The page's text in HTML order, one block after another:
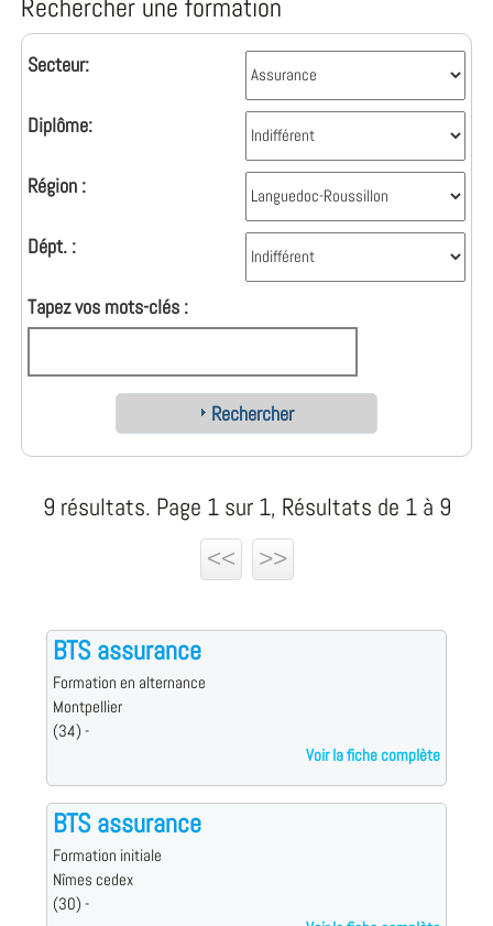
Secteur:
Diplôme:
Région :
Dépt. :
Tapez vos mots-clés :
Rechercher
9 résultats. Page 1 sur 1, Résultats de 1 à 9
<<
>>
BTS assurance
Formation en alternance
Montpellier
(34) -
Voir la fiche complète
BTS assurance
Formation initiale
Nîmes cedex
(30) -